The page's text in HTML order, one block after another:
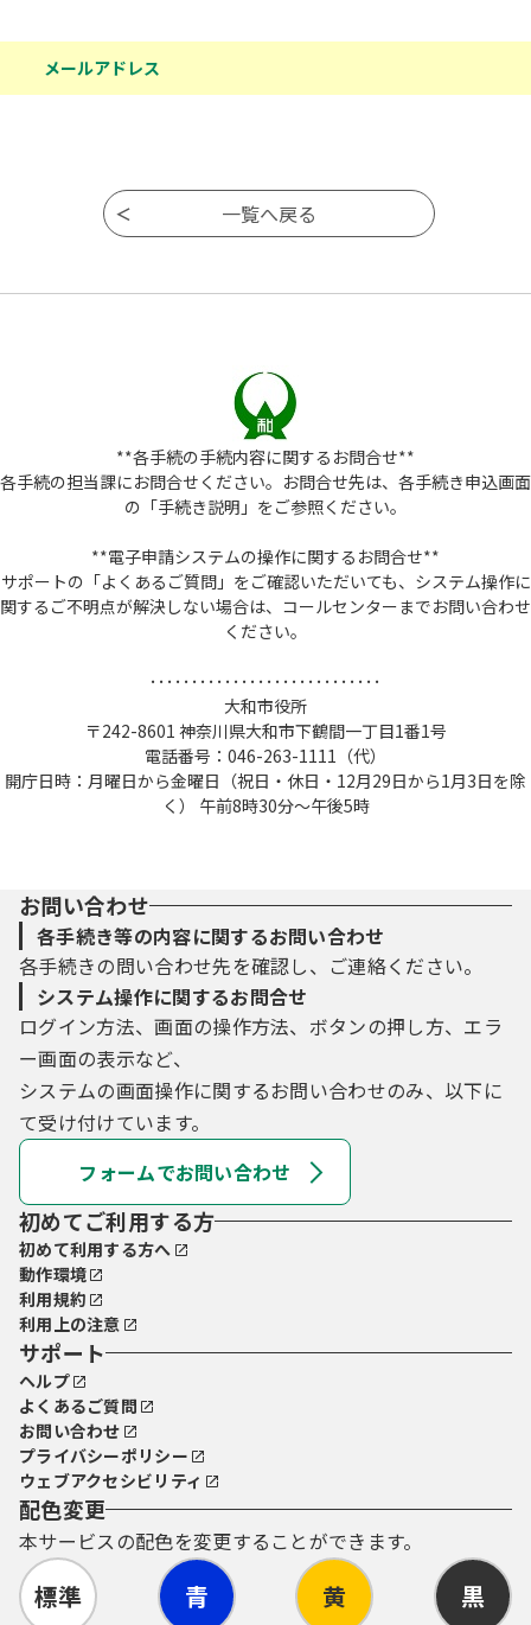
メールアドレス
**各手続の手続内容に関するお問合せ**
各手続の担当課にお問合せください。お問合せ先は、各手続き申込画面
の「手続き説明」をご参照ください。
**電子申請システムの操作に関するお問合せ**
サポートの「よくあるご質問」をご確認いただいても、システム操作に
関するご不明点が解決しない場合は、コールセンターまでお問い合わせ
ください。
････････････････････････････
大和市役所
〒242-8601 神奈川県大和市下鶴間一丁目1番1号
電話番号：046-263-1111（代）
開庁日時：月曜日から金曜日（祝日・休日・12月29日から1月3日を除
く） 午前8時30分～午後5時
お問い合わせ
各手続き等の内容に関するお問い合わせ
各手続きの問い合わせ先を確認し、ご連絡ください。
システム操作に関するお問合せ
ログイン方法、画面の操作方法、ボタンの押し方、エラ
ー画面の表示など、
システムの画面操作に関するお問い合わせのみ、以下に
て受け付けています。
フォームでお問い合わせ
初めてご利用する方
初めて利用する方へ
動作環境
利用規約
利用上の注意
サポート
ヘルプ
よくあるご質問
お問い合わせ
プライバシーポリシー
ウェブアクセシビリティ
配色変更
本サービスの配色を変更することができます。
標準 青 黄 黒